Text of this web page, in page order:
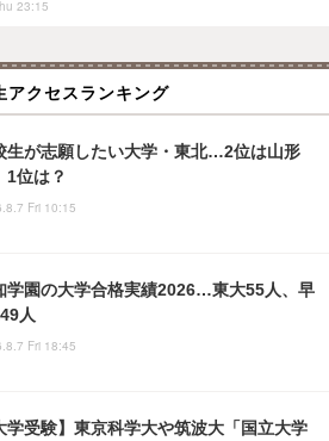
23:15
アクセスランキング
生が志願したい大学・東北…2位は山形
1位は？
Fri 10:15
学園の大学合格実績2026…東大55人、早
人
Fri 18:45
学受験】東京科学大や筑波大「国立大学